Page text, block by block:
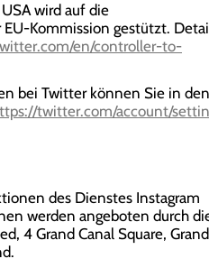
wird auf die
EU-Kommission gestützt.
en/controller-to-
bei Twitter können Sie in den
twitter.com/account/
des Dienstes Instagram
werden angeboten durch
4 Grand Canal Square, Grand